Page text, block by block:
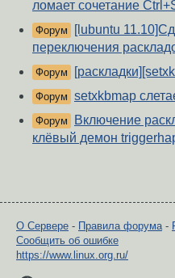
ломает сочетание
Форум
[lubuntu
переключения
Форум
Форум setxkbmap
Форум
Включение
клёвый демон
О Сервере - Правила форума-
Сообщить об ошибке
https://www.linux.org.ru/